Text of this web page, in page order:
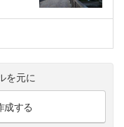
を元に
成する